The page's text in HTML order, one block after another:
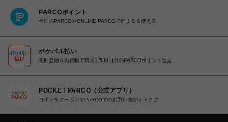
PARCOポイント
全国のPARCOやONLINE PARCOで貯まる＆使える
ポケパル払い
初回登録＆お買物で最大1,500円分のPARCOポイント進呈
POCKET PARCO（公式アプリ）
コイン＆クーポンでPARCOでのお買い物がオトクに